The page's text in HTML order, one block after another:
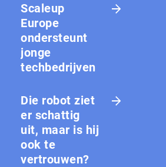
Scaleup
Europe
ondersteunt
jonge
techbedrijven
Die robot ziet
er schattig
uit, maar is hij
ook te
vertrouwen?